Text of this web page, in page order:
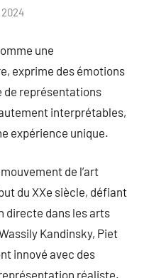
une
exprime des émotions
de représentations
interprétables,
expérience unique.
de l’art
du XXe siècle, défiant
directe dans les arts
Kandinsky, Piet
innové avec des
réaliste.